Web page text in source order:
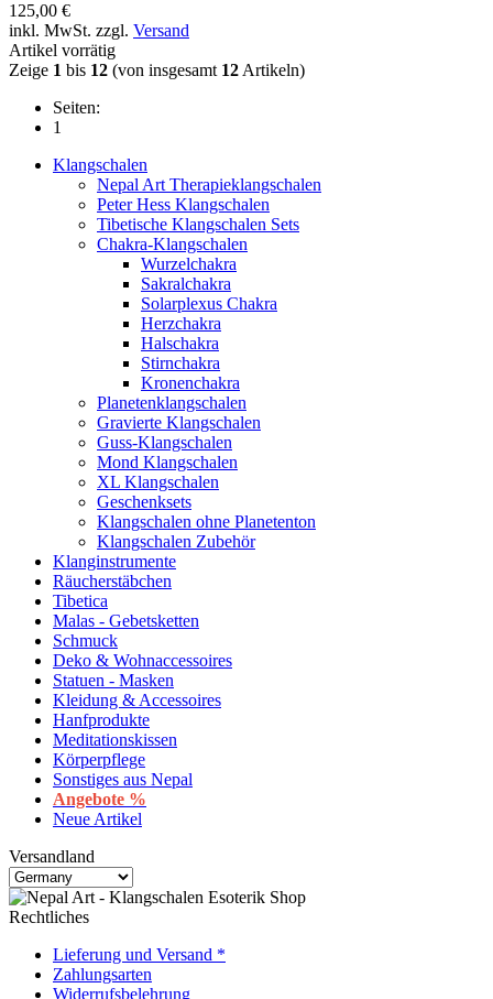
125,00 €
inkl. MwSt. zzgl. Versand
Artikel vorrätig
Zeige 1 bis 12 (von insgesamt 12 Artikeln)
Seiten:
1
Klangschalen
Nepal Art Therapieklangschalen
Peter Hess Klangschalen
Tibetische Klangschalen Sets
Chakra-Klangschalen
Wurzelchakra
Sakralchakra
Solarplexus Chakra
Herzchakra
Halschakra
Stirnchakra
Kronenchakra
Planetenklangschalen
Gravierte Klangschalen
Guss-Klangschalen
Mond Klangschalen
XL Klangschalen
Geschenksets
Klangschalen ohne Planetenton
Klangschalen Zubehör
Klanginstrumente
Räucherstäbchen
Tibetica
Malas - Gebetsketten
Schmuck
Deko & Wohnaccessoires
Statuen - Masken
Kleidung & Accessoires
Hanfprodukte
Meditationskissen
Körperpflege
Sonstiges aus Nepal
Angebote %
Neue Artikel
Versandland
Rechtliches
Lieferung und Versand *
Zahlungsarten
Widerrufsbelehrung